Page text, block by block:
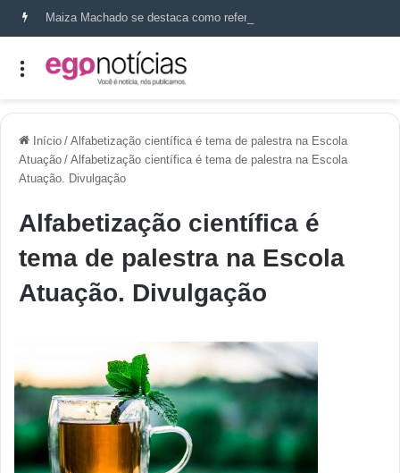
Início / Alfabetização científica é tema de palestra na Escola
Atuação / Alfabetização científica é tema de palestra na Escola
Atuação. Divulgação
Alfabetização científica é
tema de palestra na Escola
Atuação. Divulgação